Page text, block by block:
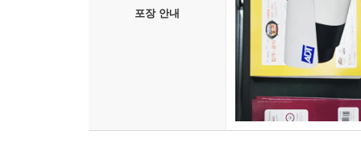
포장 안내